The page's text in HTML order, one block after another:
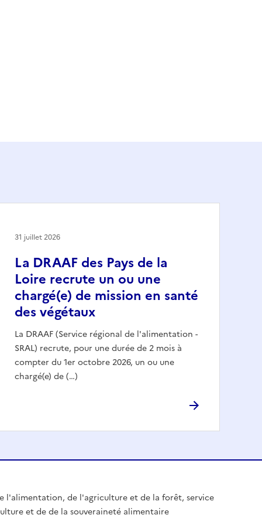
La DRAAF des Pays de la
Loire recrute un ou une
chargé(e) de mission en santé
des végétaux
La DRAAF (Service régional de l'alimentation -
SRAL) recrute, pour une durée de 2 mois à
compter du 1er octobre 2026, un ou une
chargé(e) de (…)
31 juillet 2026
l'alimentation, de l'agriculture et de la forêt, service
et de de la souveraineté alimentaire